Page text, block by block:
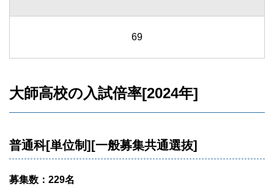
69
大師高校の入試倍率[2024年]
普通科[単位制][一般募集共通選抜]
募集数：229名